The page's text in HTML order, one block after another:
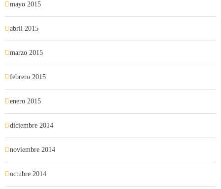
mayo 2015
abril 2015
marzo 2015
febrero 2015
enero 2015
diciembre 2014
noviembre 2014
octubre 2014